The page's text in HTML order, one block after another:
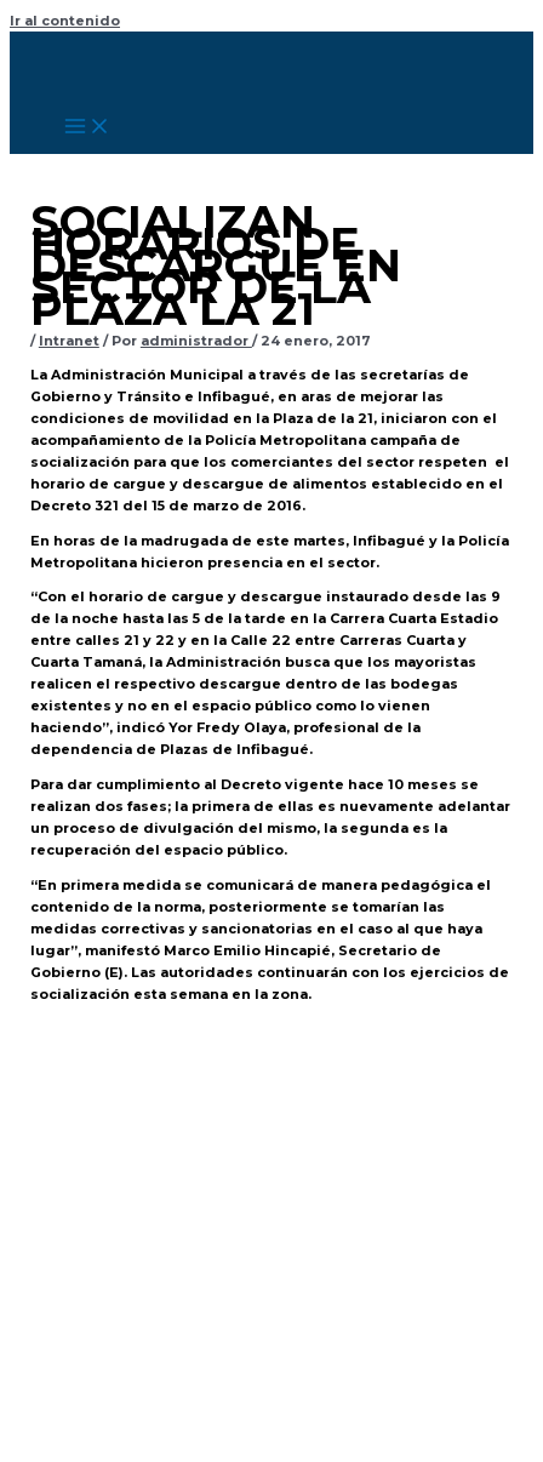
Ir al contenido
SOCIALIZAN
HORARIOS DE
DESCARGUE EN
SECTOR DE LA
PLAZA LA 21
/ Intranet/ Por administrador / 24 enero, 2017
La Administración Municipal a través de las secretarías de
Gobierno y Tránsito e Infibagué, en aras de mejorar las
condiciones de movilidad en la Plaza de la 21, iniciaron con el
acompañamiento de la Policía Metropolitana campaña de
socialización para que los comerciantes del sector respeten el
horario de cargue y descargue de alimentos establecido en el
Decreto 321 del 15 de marzo de 2016.
En horas de la madrugada de este martes, Infibagué y la Policía
Metropolitana hicieron presencia en el sector.
“Con el horario de cargue y descargue instaurado desde las 9
de la noche hasta las 5 de la tarde en la Carrera Cuarta Estadio
entre calles 21 y 22 y en la Calle 22 entre Carreras Cuarta y
Cuarta Tamaná, la Administración busca que los mayoristas
realicen el respectivo descargue dentro de las bodegas
existentes y no en el espacio público como lo vienen
haciendo”, indicó Yor Fredy Olaya, profesional de la
dependencia de Plazas de Infibagué.
Para dar cumplimiento al Decreto vigente hace 10 meses se
realizan dos fases; la primera de ellas es nuevamente adelantar
un proceso de divulgación del mismo, la segunda es la
recuperación del espacio público.
“En primera medida se comunicará de manera pedagógica el
contenido de la norma, posteriormente se tomarían las
medidas correctivas y sancionatorias en el caso al que haya
lugar”, manifestó Marco Emilio Hincapié, Secretario de
Gobierno (E). Las autoridades continuarán con los ejercicios de
socialización esta semana en la zona.